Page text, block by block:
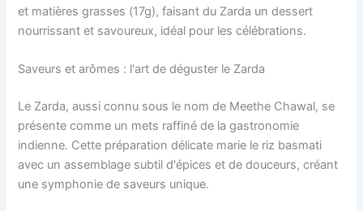
et matières grasses (17g), faisant du Zarda un dessert
nourrissant et savoureux, idéal pour les célébrations.
Saveurs et arômes : l'art de déguster le Zarda
Le Zarda, aussi connu sous le nom de Meethe Chawal, se
présente comme un mets raffiné de la gastronomie
indienne. Cette préparation délicate marie le riz basmati
avec un assemblage subtil d'épices et de douceurs, créant
une symphonie de saveurs unique.